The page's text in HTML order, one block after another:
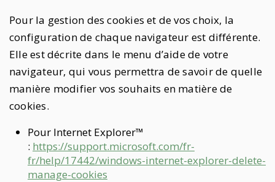
Pour la gestion des cookies et de vos choix, la
configuration de chaque navigateur est différente.
Elle est décrite dans le menu d’aide de votre
navigateur, qui vous permettra de savoir de quelle
manière modifier vos souhaits en matière de
cookies.
Pour Internet Explorer™
: https://support.microsoft.com/fr-
fr/help/17442/windows-internet-explorer-delete-
manage-cookies